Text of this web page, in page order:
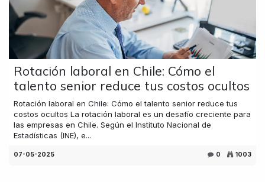
Rotación laboral en Chile: Cómo el
talento senior reduce tus costos ocultos
Rotación laboral en Chile: Cómo el talento senior reduce tus
costos ocultos La rotación laboral es un desafío creciente para
las empresas en Chile. Según el Instituto Nacional de
Estadísticas (INE), e...
07-05-2025 0 1003